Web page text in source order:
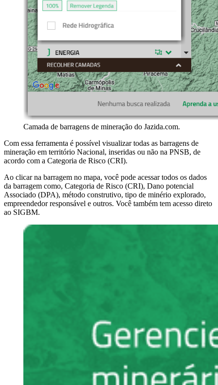
Camada de barragens de mineração do Jazida.com.
Com essa ferramenta é possível visualizar todas as barragens de
mineração em território Nacional, inseridas ou não na PNSB, de
acordo com a Categoria de Risco (CRI).
Ao clicar na barragem no mapa, você pode acessar todos os dados
da barragem como, Categoria de Risco (CRI), Dano potencial
Associado (DPA), método construtivo, tipo de minério explorado,
empreendedor responsável e outros. Você também tem acesso direto
ao SIGBM.